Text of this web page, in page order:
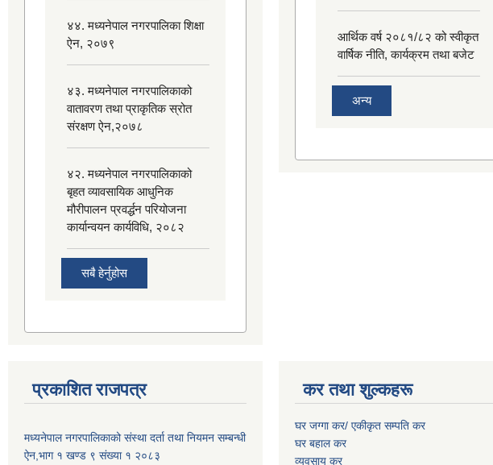
४४. मध्यनेपाल नगरपालिका शिक्षा
ऐन, २०७९
४३. मध्यनेपाल नगरपालिकाको
वातावरण तथा प्राकृतिक स्रोत
संरक्षण ऐन,२०७८
४२. मध्यनेपाल नगरपालिकाको
बृहत व्यावसायिक आधुनिक
मौरीपालन प्रवर्द्धन परियोजना
कार्यान्वयन कार्यविधि, २०८२
सबै हेर्नुहोस
आर्थिक वर्ष २०८१/८२ को स्वीकृत
वार्षिक नीति, कार्यक्रम तथा बजेट
अन्य
प्रकाशित राजपत्र
मध्यनेपाल नगरपालिकाको संस्था दर्ता तथा नियमन सम्बन्धी
ऐन,भाग १ खण्ड ९ संख्या १ २०८३
कर तथा शुल्कहरू
घर जग्गा कर/ एकीकृत सम्पति कर
घर बहाल कर
व्यवसाय कर